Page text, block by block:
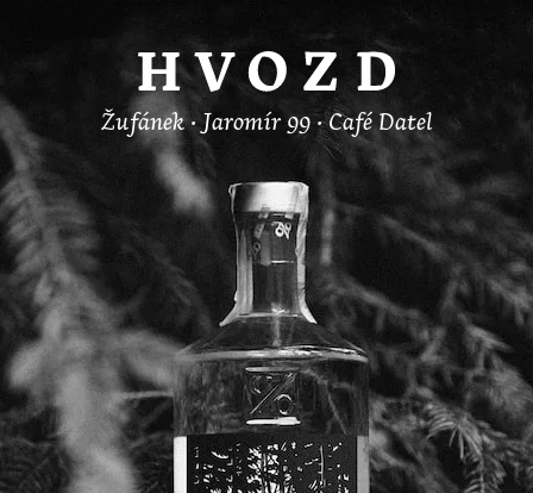
Hvozd
Žufánek • Jaromír 99 • Café Datel